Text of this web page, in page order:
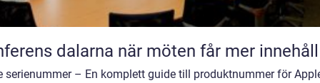
Konferens dalarna när möten får mer innehåll
serienummer – En komplett guide till produktnummer för